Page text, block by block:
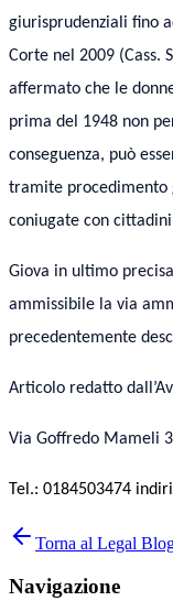
giurisprudenziali fino
Corte nel 2009 (Cass.
affermato che le
prima del 1948 non
conseguenza, può
tramite procedimento
coniugate con
Giova in ultimo
ammissibile la via
precedentemente
Articolo redatto
Via Goffredo Mameli
Tel.: 0184503474
Torna al Legal
Navigazione